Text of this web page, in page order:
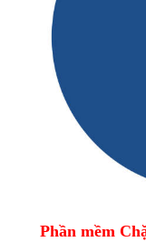
Phần mềm